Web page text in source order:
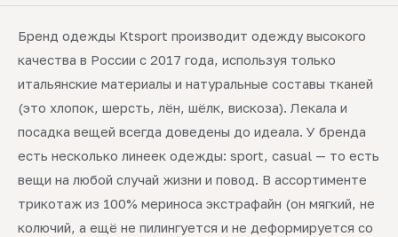
Бренд одежды Ktsport производит одежду высокого
качества в России с 2017 года, используя только
итальянские материалы и натуральные составы тканей
(это хлопок, шерсть, лён, шёлк, вискоза). Лекала и
посадка вещей всегда доведены до идеала. У бренда
есть несколько линеек одежды: sport, casual — то есть
вещи на любой случай жизни и повод. В ассортименте
трикотаж из 100% мериноса экстрафайн (он мягкий, не
колючий, а ещё не пилингуется и не деформируется со